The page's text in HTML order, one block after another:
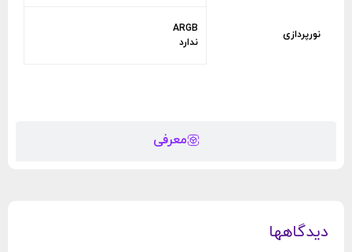
معرفی
نورپردازی
ARGB
ندارد
دیدگاهها